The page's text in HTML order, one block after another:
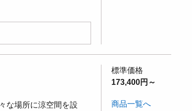
な場所に涼空間を設
標準価格
173,400円～
商品一覧へ